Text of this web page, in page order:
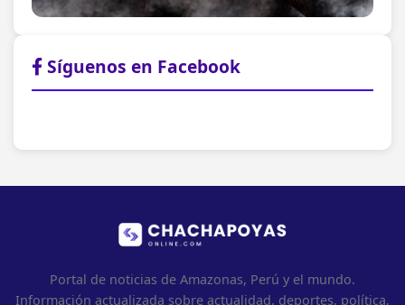
Síguenos en Facebook
Portal de noticias de Amazonas, Perú y el mundo.
Información actualizada sobre actualidad, deportes, política,